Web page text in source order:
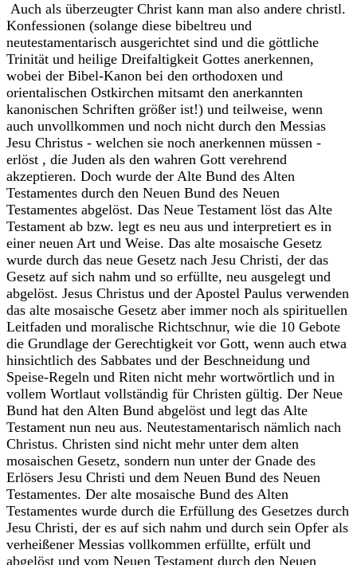
Auch als überzeugter Christ kann man also andere christl.
Konfessionen (solange diese bibeltreu und
neutestamentarisch ausgerichtet sind und die göttliche
Trinität und heilige Dreifaltigkeit Gottes anerkennen,
wobei der Bibel-Kanon bei den orthodoxen und
orientalischen Ostkirchen mitsamt den anerkannten
kanonischen Schriften größer ist!) und teilweise, wenn
auch unvollkommen und noch nicht durch den Messias
Jesu Christus - welchen sie noch anerkennen müssen -
erlöst , die Juden als den wahren Gott verehrend
akzeptieren. Doch wurde der Alte Bund des Alten
Testamentes durch den Neuen Bund des Neuen
Testamentes abgelöst. Das Neue Testament löst das Alte
Testament ab bzw. legt es neu aus und interpretiert es in
einer neuen Art und Weise. Das alte mosaische Gesetz
wurde durch das neue Gesetz nach Jesu Christi, der das
Gesetz auf sich nahm und so erfüllte, neu ausgelegt und
abgelöst. Jesus Christus und der Apostel Paulus verwenden
das alte mosaische Gesetz aber immer noch als spirituellen
Leitfaden und moralische Richtschnur, wie die 10 Gebote
die Grundlage der Gerechtigkeit vor Gott, wenn auch etwa
hinsichtlich des Sabbates und der Beschneidung und
Speise-Regeln und Riten nicht mehr wortwörtlich und in
vollem Wortlaut vollständig für Christen gültig. Der Neue
Bund hat den Alten Bund abgelöst und legt das Alte
Testament nun neu aus. Neutestamentarisch nämlich nach
Christus. Christen sind nicht mehr unter dem alten
mosaischen Gesetz, sondern nun unter der Gnade des
Erlösers Jesu Christi und dem Neuen Bund des Neuen
Testamentes. Der alte mosaische Bund des Alten
Testamentes wurde durch die Erfüllung des Gesetzes durch
Jesu Christi, der es auf sich nahm und durch sein Opfer als
verheißener Messias vollkommen erfüllte, erfült und
abgelöst und vom Neuen Testament durch den Neuen